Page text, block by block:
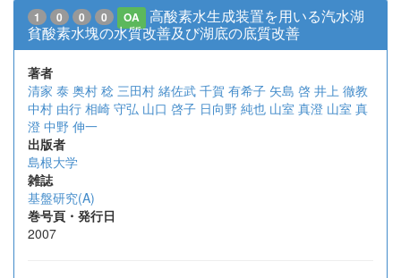
1 0 0 0 OA
高酸素水生成装置を用いる汽水湖
貧酸素水塊の水質改善及び湖底の底質改善
著者
清家 泰 奥村 稔 三田村 緒佐武 千賀 有希子 矢島 啓 井上 徹教
中村 由行 相崎 守弘 山口 啓子 日向野 純也 山室 真澄 山室 真
澄 中野 伸一
出版者
島根大学
雑誌
基盤研究(A)
巻号頁・発行日
2007